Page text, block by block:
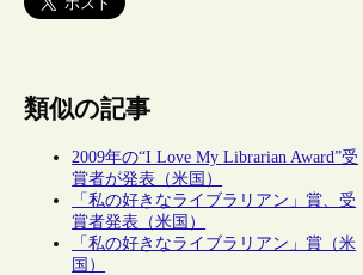
類似の記事
2009年の“I Love My Librarian Award”受
賞者が発表（米国）
「私の好きなライブラリアン」賞、受
賞者発表（米国）
「私の好きなライブラリアン」賞（米
国）